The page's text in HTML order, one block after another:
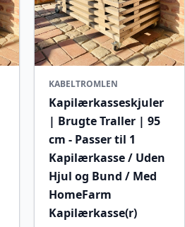
KABELTROMLEN
Kapilærkasseskjuler
| Brugte Traller | 95
cm - Passer til 1
Kapilærkasse / Uden
Hjul og Bund / Med
HomeFarm
Kapilærkasse(r)